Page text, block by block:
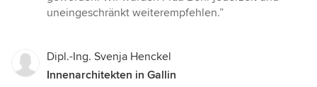
uneingeschränkt weiterempfehlen.”
Dipl.-Ing. Svenja Henckel
Innenarchitekten in Gallin